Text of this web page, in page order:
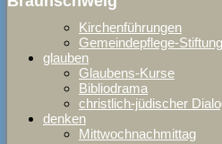
Kirchenführungen
Gemeindepflege-Stiftung
glauben
Glaubens-Kurse
Bibliodrama
christlich-jüdischer
denken
Mittwochnachmittag